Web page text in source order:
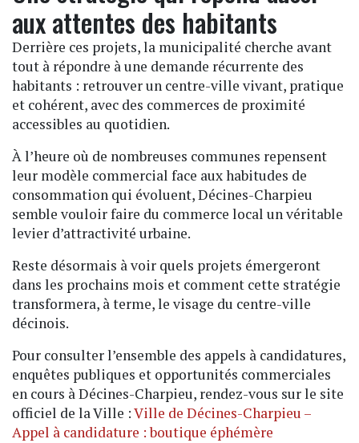
aux attentes des habitants
Derrière ces projets, la municipalité cherche avant
tout à répondre à une demande récurrente des
habitants : retrouver un centre-ville vivant, pratique
et cohérent, avec des commerces de proximité
accessibles au quotidien.
À l’heure où de nombreuses communes repensent
leur modèle commercial face aux habitudes de
consommation qui évoluent, Décines-Charpieu
semble vouloir faire du commerce local un véritable
levier d’attractivité urbaine.
Reste désormais à voir quels projets émergeront
dans les prochains mois et comment cette stratégie
transformera, à terme, le visage du centre-ville
décinois.
Pour consulter l’ensemble des appels à candidatures,
enquêtes publiques et opportunités commerciales
en cours à Décines-Charpieu, rendez-vous sur le site
officiel de la Ville :Ville de Décines-Charpieu –
Appel à candidature : boutique éphémère